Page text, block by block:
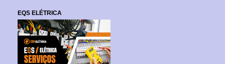
EQS ELÉTRICA